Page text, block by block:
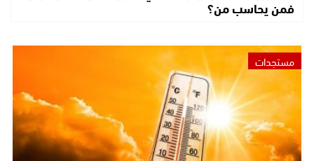
فمن يحاسب من؟
مستجدات